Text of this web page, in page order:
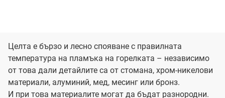
Целта е бързо и лесно спояване с правилната
температура на пламъка на горелката – независимо
от това дали детайлите са от стомана, хром-никелови
материали, алуминий, мед, месинг или бронз.
И при това материалите могат да бъдат разнородни.